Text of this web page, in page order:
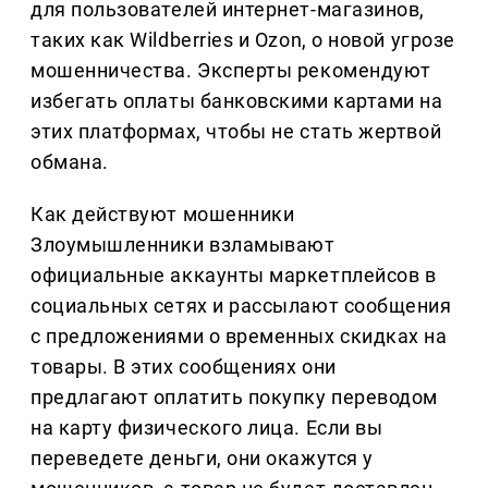
для пользователей интернет-магазинов,
таких как Wildberries и Ozon, о новой угрозе
мошенничества. Эксперты рекомендуют
избегать оплаты банковскими картами на
этих платформах, чтобы не стать жертвой
обмана.
Как действуют мошенники
Злоумышленники взламывают
официальные аккаунты маркетплейсов в
социальных сетях и рассылают сообщения
с предложениями о временных скидках на
товары. В этих сообщениях они
предлагают оплатить покупку переводом
на карту физического лица. Если вы
переведете деньги, они окажутся у